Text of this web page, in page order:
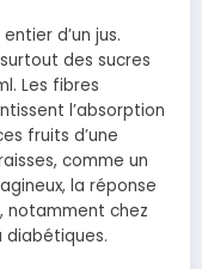
d’un jus.
des sucres
Les fibres
l’absorption
fruits d’une
comme un
la réponse
notamment chez
diabétiques.